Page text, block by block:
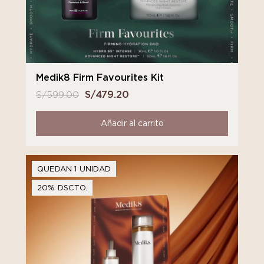
Medik8 Firm Favourites Kit
S/599.00 El
precio
original
era:
S/479.20
precio
actual
es:
Añadir al carrito
QUEDAN 1 UNIDAD
20% DSCTO.